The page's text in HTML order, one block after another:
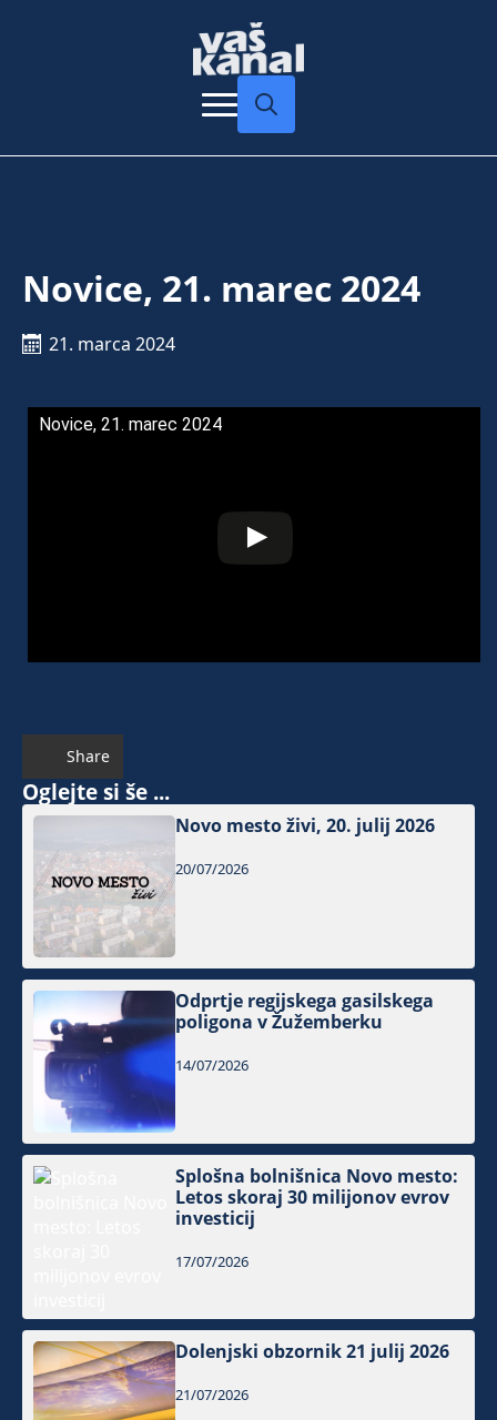
Novice, 21. marec 2024
21. marca 2024
Novice, 21. marec 2024
Share
Oglejte si še ...
Novo mesto živi, 20. julij 2026
20/07/2026
Odprtje regijskega gasilskega
poligona v Žužemberku
14/07/2026
Splošna bolnišnica Novo mesto:
Letos skoraj 30 milijonov evrov
investicij
17/07/2026
Dolenjski obzornik 21 julij 2026
21/07/2026